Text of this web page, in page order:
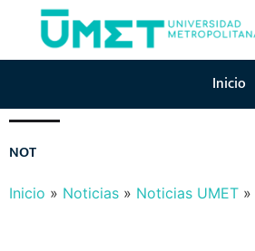
Inicio
NOT
Inicio » Noticias » Noticias UMET »